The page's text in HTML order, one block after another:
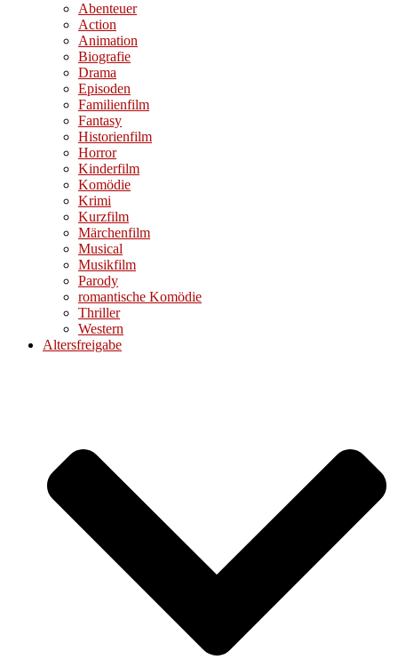
Abenteuer
Action
Animation
Biografie
Drama
Episoden
Familienfilm
Fantasy
Historienfilm
Horror
Kinderfilm
Komödie
Krimi
Kurzfilm
Märchenfilm
Musical
Musikfilm
Parody
romantische Komödie
Thriller
Western
Altersfreigabe